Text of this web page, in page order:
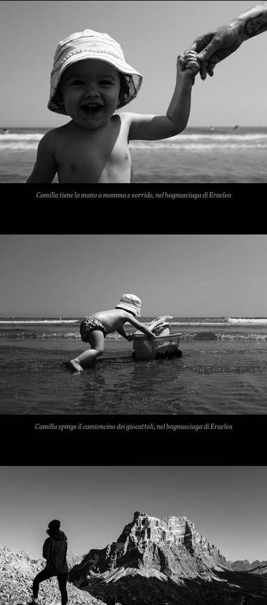
Camilla tiene la mano a mamma e sorride, nel bagnasciuga di Eraclea
Camilla spinge il camioncino dei giocattoli, nel bagnasciuga di Eraclea